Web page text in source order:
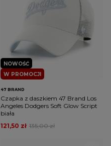
W PROMOCJI
NOWOŚĆ
47 BRAND
Czapka z daszkiem 47 Brand Los
Angeles Dodgers Soft Glow Script
biała
135,00 zł
121,50 zł